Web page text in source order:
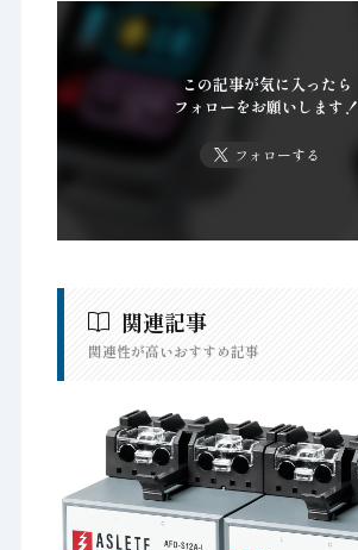
この記事が気に入ったら
フォローをお願いします！
フォローする
関連記事
関連性が高いおすすめ記事